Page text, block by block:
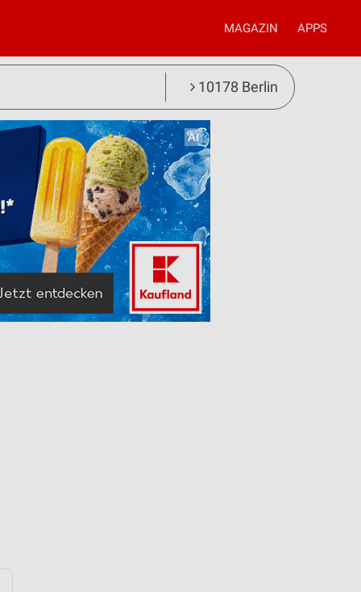
MAGAZIN APPS
10178 Berlin